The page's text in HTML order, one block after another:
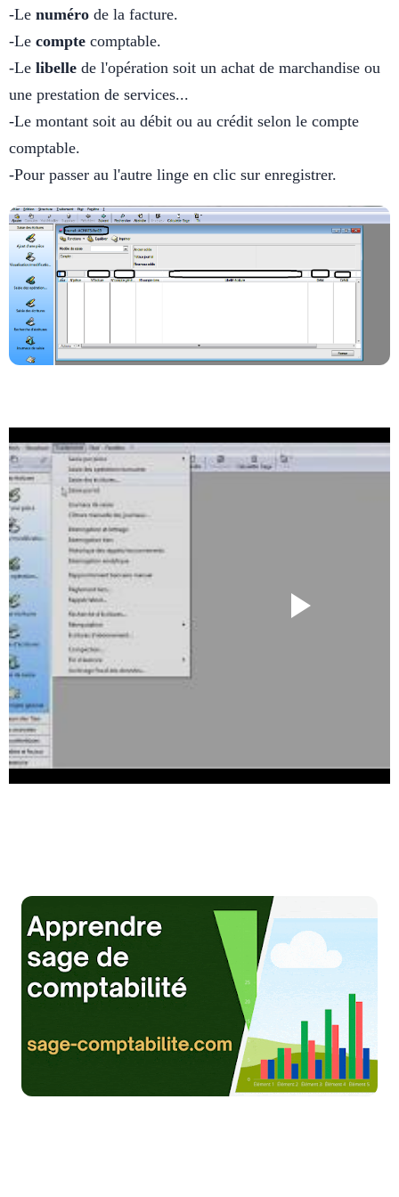
-Le numéro de la facture.
-Le compte comptable.
-Le libelle de l'opération soit un achat de marchandise ou
une prestation de services...
-Le montant soit au débit ou au crédit selon le compte
comptable.
-Pour passer au l'autre linge en clic sur enregistrer.